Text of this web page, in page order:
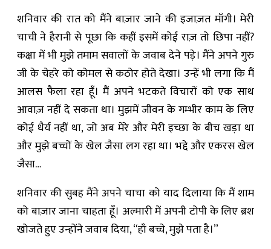
शनिवार की रात को मैंने बाज़ार जाने की इजाज़त माँगी। मेरी
चाची ने हैरानी से पूछा कि कहीं इसमें कोई राज़ तो छिपा नहीं?
कक्षा में भी मुझे तमाम सवालों के जवाब देने पड़े। मैंने अपने गुरु
जी के चेहरे को कोमल से कठोर होते देखा। उन्हें भी लगा कि मैं
आलस फैला रहा हूँ। मैं अपने भटकते विचारों को एक साथ
आवाज़ नहीं दे सकता था। मुझमें जीवन के गम्भीर काम के लिए
कोई धैर्य नहीं था, जो अब मेरे और मेरी इच्छा के बीच खड़ा था
और मुझे बच्चों के खेल जैसा लग रहा था। भद्दे और एकरस खेल
जैसा…
शनिवार की सुबह मैंने अपने चाचा को याद दिलाया कि मैं शाम
को बाज़ार जाना चाहता हूँ। अल्मारी में अपनी टोपी के लिए ब्रश
खोजते हुए उन्होंने जवाब दिया, “हाँ बच्चे, मुझे पता है।”